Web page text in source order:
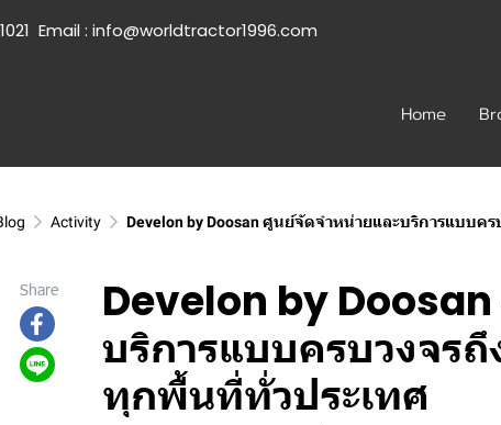
Email : info@worldtractor1996.com
Home
Activity Develon by Doosan ศูนย์จัดจำหน่ายและบริการแบบ
Share
Develon by
บริการแบบครบวงจรถึ
ทุกพื้นที่ทั่วประเทศ